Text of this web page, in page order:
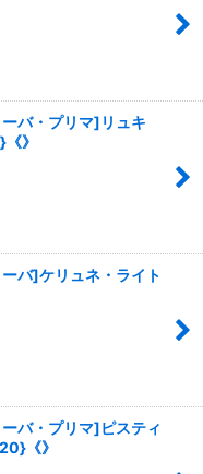
バ・プリマ]リュキ
》
バ]ケリュネ・ライト
バ・プリマ]ピスティ
《》